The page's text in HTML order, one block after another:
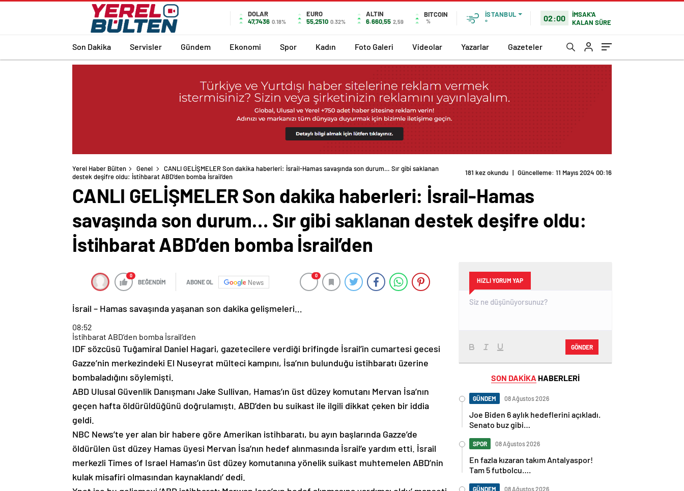
DOLAR
47,7436 0.18%
EURO
55,2510 0.32%
ALTIN
6.660,55 2,59
BITCOIN
%
İSTANBUL
°
02:00
İMSAK'A
KALAN SÜRE
Son Dakika Servisler Gündem Ekonomi Spor Kadın Foto Galeri Videolar Yazarlar Gazeteler
Yerel Haber Bülten Genel CANLI GELİŞMELER Son dakika haberleri: İsrail-Hamas savaşında son durum… Sır gibi saklanan destek deşifre oldu: İstihbarat ABD’den bomba İsrail’den
CANLI GELİŞMELER Son dakika haberleri: İsrail-Hamas
savaşında son durum… Sır gibi saklanan destek deşifre oldu:
İstihbarat ABD’den bomba İsrail’den
News
İstihbarat ABD’den bomba İsrail’den
IDF sözcüsü Tuğamiral Daniel Hagari, gazetecilere verdiği brifingde İsrail’in cumartesi gecesi
Gazze’nin merkezindeki El Nuseyrat mülteci kampını, İsa’nın bulunduğu istihbaratı üzerine
bombaladığını söylemişti.
ABD Ulusal Güvenlik Danışmanı Jake Sullivan, Hamas’ın üst düzey komutanı Mervan İsa’nın
geçen hafta öldürüldüğünü doğrulamıştı. ABD’den bu suikast ile ilgili dikkat çeken bir iddia
geldi.
NBC News’te yer alan bir habere göre Amerikan istihbaratı, bu ayın başlarında Gazze’de
öldürülen üst düzey Hamas üyesi Mervan İsa’nın hedef alınmasında İsrail’e yardım etti. İsrail
merkezli Times of Israel Hamas’ın üst düzey komutanına yönelik suikast muhtemelen ABD’nin
kulak misafiri olmasından kaynaklandı’ dedi.
Ynet ise bu gelişmeyi ‘ABD istihbaratı Marwan Issa’nın hedef alınmasına yardımcı oldu’ manşeti
HIZLI YORUM YAP
GÖNDER
Joe Biden 6 aylık hedeflerini açıkladı.
Senato buz gibi…
En fazla kızaran takım Antalyaspor!
Tam 5 futbolcu….